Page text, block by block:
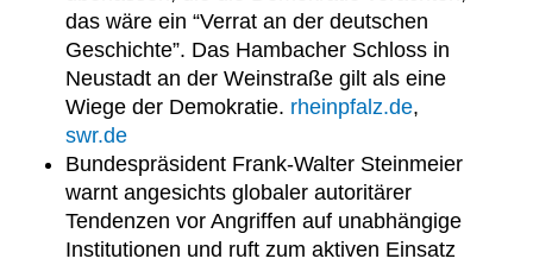
das wäre ein “Verrat an der deutschen
Geschichte”. Das Hambacher Schloss in
Neustadt an der Weinstraße gilt als eine
Wiege der Demokratie. rheinpfalz.de,
swr.de
Bundespräsident Frank-Walter Steinmeier
warnt angesichts globaler autoritärer
Tendenzen vor Angriffen auf unabhängige
Institutionen und ruft zum aktiven Einsatz